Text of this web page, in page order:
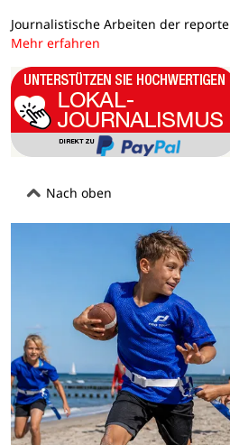
Journalistische Arbeiten der
Mehr erfahren
Nach oben